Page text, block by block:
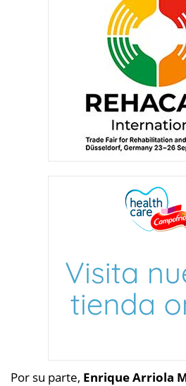
Por su parte, Enrique Arriola